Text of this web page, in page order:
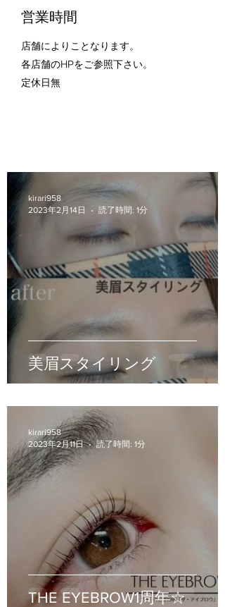
営業時間
店舗によりことなります。
各店舗のHPをご参照下さい。
定休日無
美眉スタイリング
kirari958
2023年2月14日
読了時間: 1分
THE EYEBROW1周年☆
kirari958
2023年2月11日
読了時間: 1分